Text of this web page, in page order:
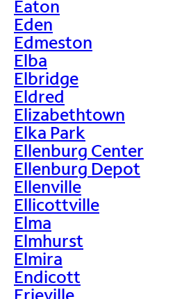
Eaton
Eden
Edmeston
Elba
Elbridge
Eldred
Elizabethtown
Elka Park
Ellenburg Center
Ellenburg Depot
Ellenville
Ellicottville
Elma
Elmhurst
Elmira
Endicott
Erieville